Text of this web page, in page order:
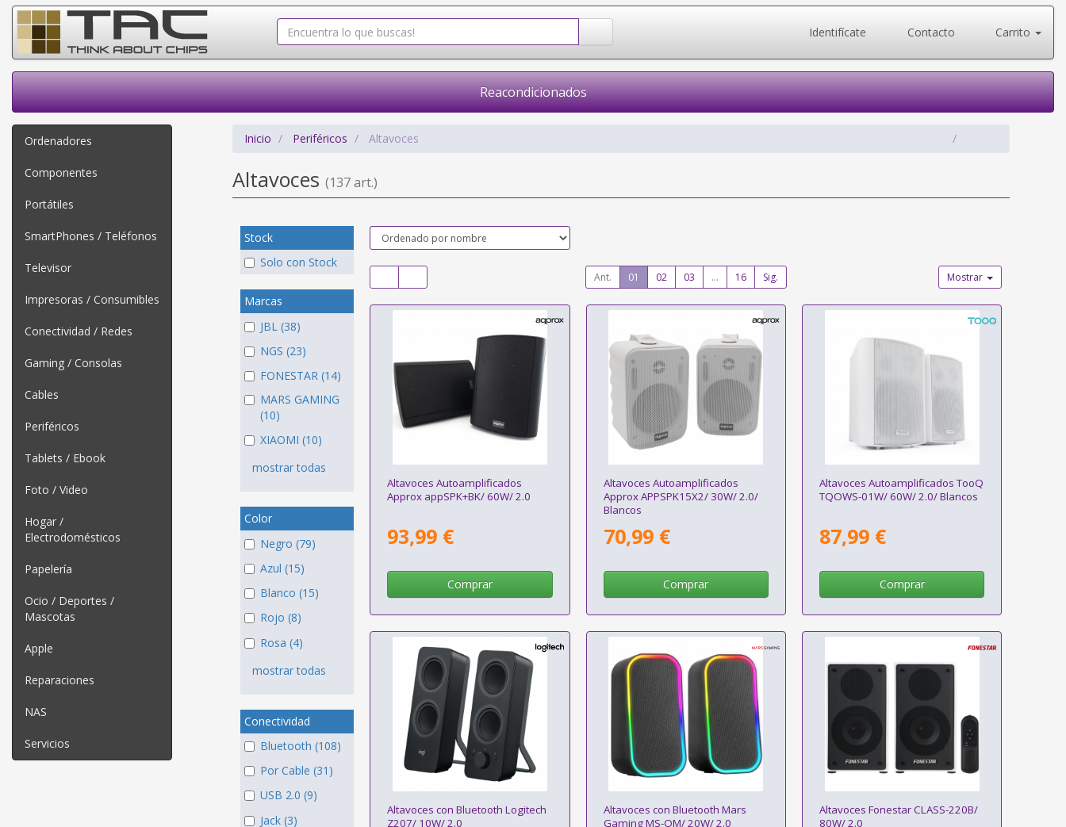
Identifícate Contacto Carrito
Reacondicionados
Ordenadores
Componentes
Portátiles
SmartPhones / Teléfonos
Televisor
Impresoras / Consumibles
Conectividad / Redes
Gaming / Consolas
Cables
Periféricos
Tablets / Ebook
Foto / Video
Hogar /
Electrodomésticos
Papelería
Ocio / Deportes /
Mascotas
Apple
Reparaciones
NAS
Servicios
Inicio Periféricos Altavoces
Altavoces (137 art.)
Stock
Solo con Stock
Marcas
JBL (38)
NGS (23)
FONESTAR (14)
MARS GAMING
(10)
XIAOMI (10)
mostrar todas
Color
Negro (79)
Azul (15)
Blanco (15)
Rojo (8)
Rosa (4)
mostrar todas
Conectividad
Bluetooth (108)
Por Cable (31)
USB 2.0 (9)
Jack (3)
Ant. 01 02 03 ... 16 Sig. Mostrar
Altavoces Autoamplificados
Approx appSPK+BK/ 60W/ 2.0
93,99 €
Comprar
Altavoces Autoamplificados
Approx APPSPK15X2/ 30W/ 2.0/
Blancos
70,99 €
Comprar
Altavoces Autoamplificados TooQ
TQOWS-01W/ 60W/ 2.0/ Blancos
87,99 €
Comprar
Altavoces con Bluetooth Logitech
Z207/ 10W/ 2.0
Altavoces con Bluetooth Mars
Gaming MS-OM/ 20W/ 2.0
Altavoces Fonestar CLASS-220B/
80W/ 2.0